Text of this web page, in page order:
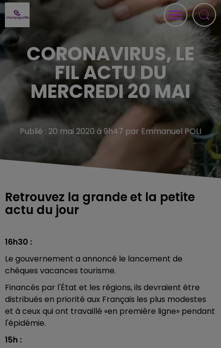
CORONAVIRUS, LE
FIL ACTU DU
MERCREDI 20 MAI
Publié : 20 mai 2020 à 9h47 par Emmanuel POLI
Retrouvez la grande et la petite
actu du jour
16h30 :
Le gouvernement a annoncé le lancement de
chèques vacances tourisme.
Financés par l'État et les régions, ils devraient être
distribués en priorité aux Français les plus modestes
et à ceux qui ont travaillé «en première ligne» pendant
l'épidémie.
15h :